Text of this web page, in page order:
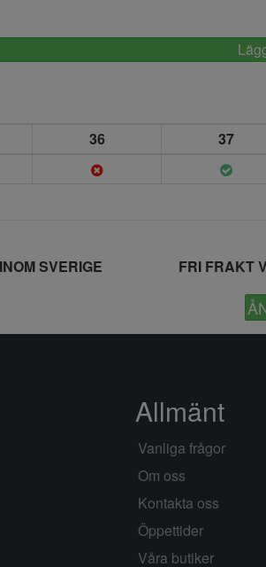
36 37
SVERIGE FRI FRAKT
Allmänt
Vanliga frågor
Om oss
Kontakta oss
Öppettider
Våra butiker